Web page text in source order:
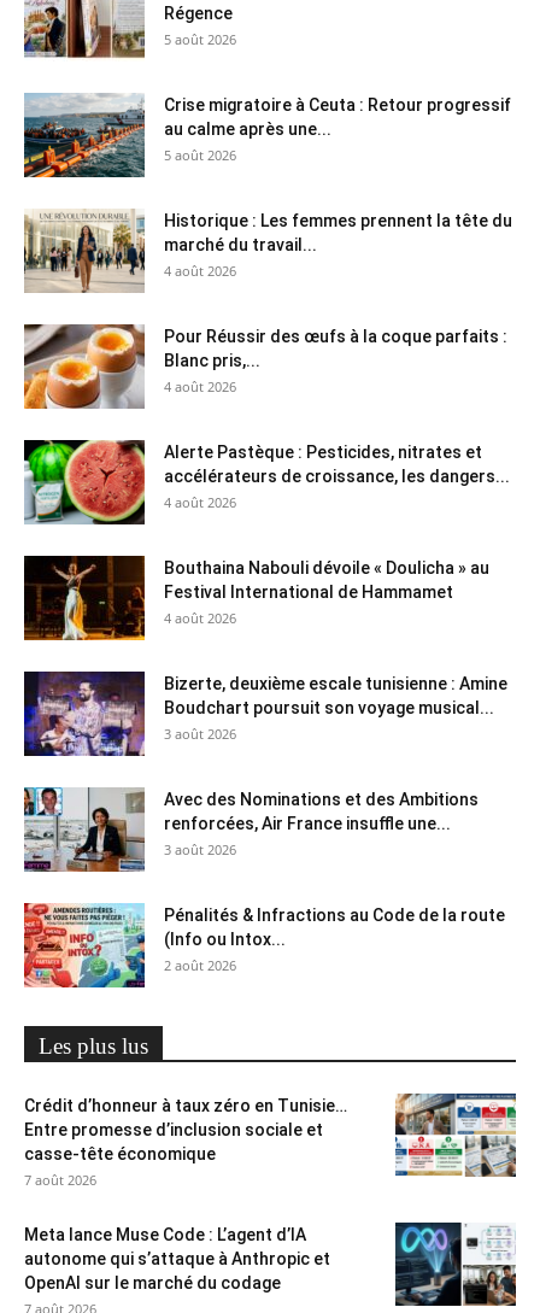
Régence
5 août 2026
Crise migratoire à Ceuta : Retour progressif
au calme après une...
5 août 2026
Historique : Les femmes prennent la tête du
marché du travail...
4 août 2026
Pour Réussir des œufs à la coque parfaits :
Blanc pris,...
4 août 2026
Alerte Pastèque : Pesticides, nitrates et
accélérateurs de croissance, les dangers...
4 août 2026
Bouthaina Nabouli dévoile « Doulicha » au
Festival International de Hammamet
4 août 2026
Bizerte, deuxième escale tunisienne : Amine
Boudchart poursuit son voyage musical...
3 août 2026
Avec des Nominations et des Ambitions
renforcées, Air France insuffle une...
3 août 2026
Pénalités & Infractions au Code de la route
(Info ou Intox...
2 août 2026
Les plus lus
Crédit d’honneur à taux zéro en Tunisie…
Entre promesse d’inclusion sociale et
casse-tête économique
7 août 2026
Meta lance Muse Code : L’agent d’IA
autonome qui s’attaque à Anthropic et
OpenAI sur le marché du codage
7 août 2026